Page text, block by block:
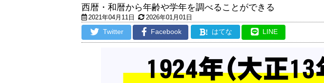
西暦・和暦から年齢や学年を調べることができる
2021年04月11日 2026年01月01日
Twitter Facebook ! はてな LINE